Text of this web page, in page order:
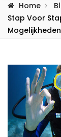
Home
Stap Voor
Mogelijkheden